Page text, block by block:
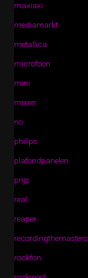
maxiaxi
mediamarkt
metallica
microfoon
mini
mixen
no
philips
plafondpanelen
prijs
real
reaper
recordingthemasters
rockfon